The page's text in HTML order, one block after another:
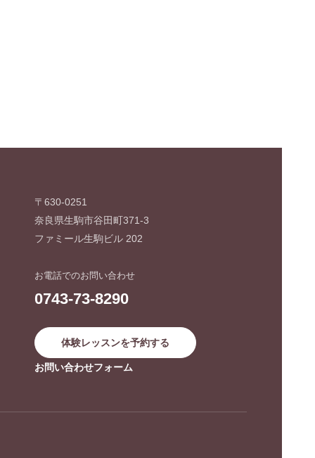
〒630-0251
奈良県生駒市谷田町371-3
ファミール生駒ビル 202
お電話でのお問い合わせ
0743-73-8290
体験レッスンを予約する
お問い合わせフォーム